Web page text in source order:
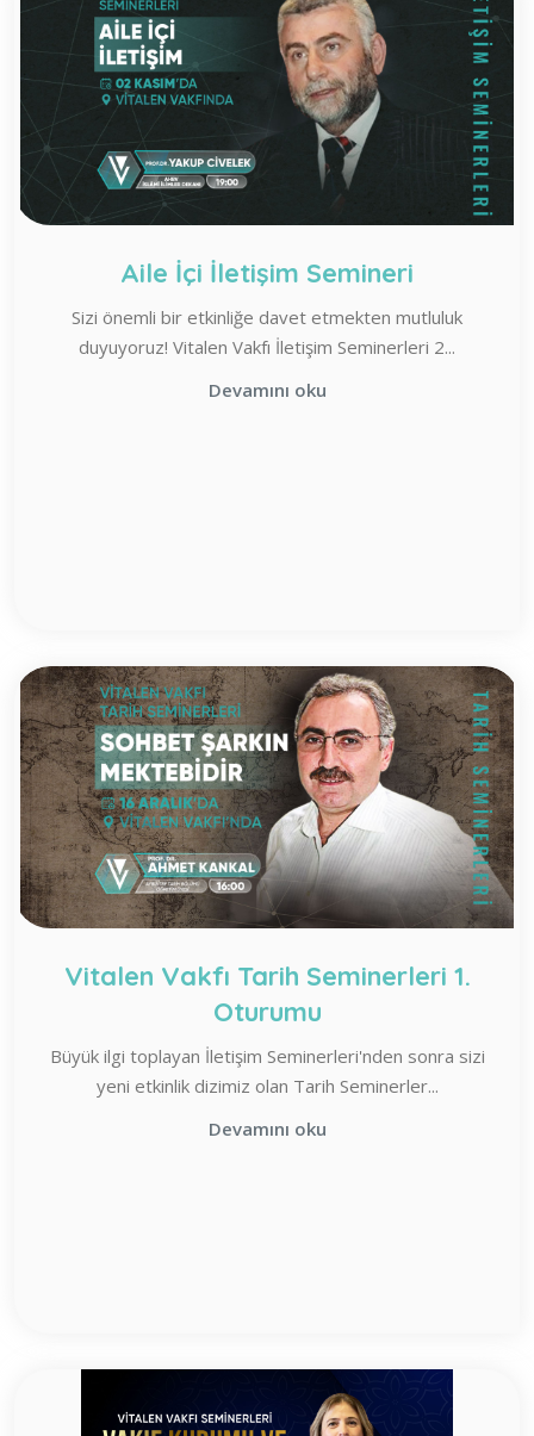
Aile İçi İletişim Semineri
Sizi önemli bir etkinliğe davet etmekten mutluluk
duyuyoruz! Vitalen Vakfı İletişim Seminerleri 2...
Devamını oku
Vitalen Vakfı Tarih Seminerleri 1.
Oturumu
Büyük ilgi toplayan İletişim Seminerleri'nden sonra sizi
yeni etkinlik dizimiz olan Tarih Seminerler...
Devamını oku